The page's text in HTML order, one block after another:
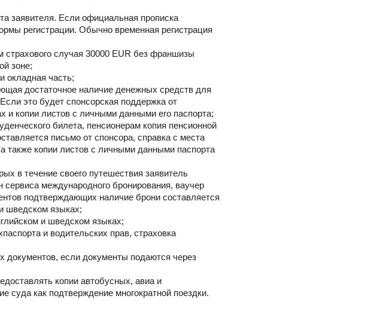
заявителя. Если официальная прописка
регистрации. Обычно временная регистрация
случая 30000 EUR без франшизы
зоне;
окладная часть;
достаточное наличие денежных средств для
это будет спонсорская поддержка от
и копии листов с личными данными его паспорта;
билета, пенсионерам копия пенсионной
письмо от спонсора, справка с места
также копии листов с личными данными паспорта
в течение своего путешествия заявитель
сервиса международного бронирования, ваучер
подтверждающих наличие брони составляется
шведском языках;
и шведском языках;
и водительских прав, страховка
документов, если документы подаются через
копии автобусных, авиа и
как подтверждение многократной поездки.